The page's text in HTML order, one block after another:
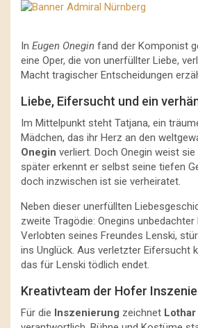
In Eugen Onegin fand der Komponist
eine Oper, die von unerfüllter Liebe,
Macht tragischer Entscheidungen
Liebe, Eifersucht und ein
Im Mittelpunkt steht Tatjana, ein
Mädchen, das ihr Herz an den
Onegin verliert. Doch Onegin weist
später erkennt er selbst seine tiefen
doch inzwischen ist sie verheiratet.
Neben dieser unerfüllten
zweite Tragödie: Onegins unbedachter
Verlobten seines Freundes Lenski,
ins Unglück. Aus verletzter Eifersucht
das für Lenski tödlich endet.
Kreativteam der Hofer
Für die Inszenierung zeichnet Lothar